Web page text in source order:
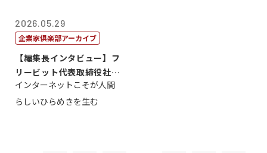
2026.05.29
企業家倶楽部アーカイブ
【編集長インタビュー】フ
リービット代表取締役社長
ＣＥＯ 石田...
インターネットこそが人間
らしいひらめきを生む